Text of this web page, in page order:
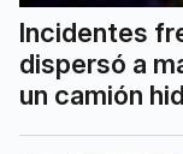
Incidentes
dispersó a
un camión